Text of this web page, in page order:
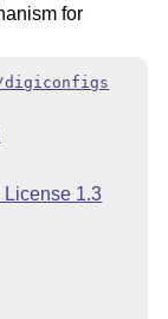
for
License 1.3